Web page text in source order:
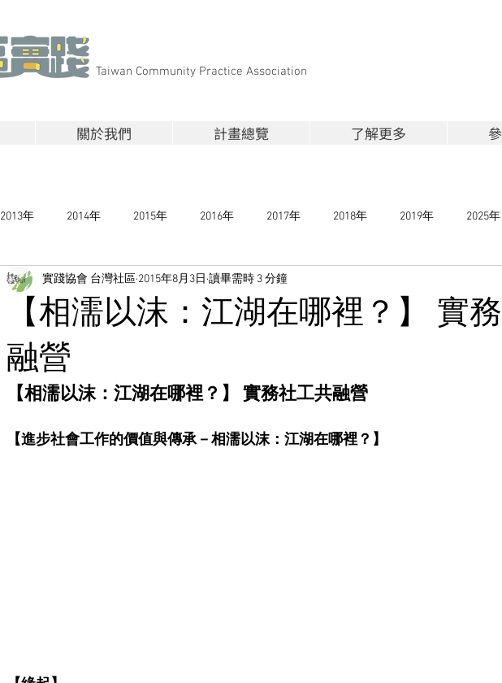
​Taiwan Community Practice Association
關於我們 計畫總覽 了解更多
2013年 2014年 2015年 2016年 2017年 2018年 2019年 2025年
【相濡以沫：江湖在哪裡？】 實
融營
實踐協會 台灣社區 2015年8月3日 讀畢需時 3 分鐘
【相濡以沫：江湖在哪裡？】 實務社工共融營
【進步社會工作的價值與傳承－相濡以沫：江湖在哪裡？】